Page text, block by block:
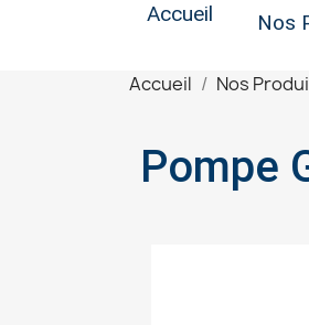
Accueil Nos
Accueil Nos